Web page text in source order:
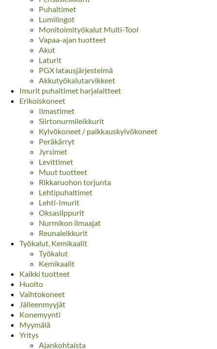
Puhaltimet
Lumilingot
Monitoimityökalut Multi-Tool
Vapaa-ajan tuotteet
Akut
Laturit
PGX latausjärjestelmä
Akkutyökalutarvikkeet
Imurit puhaltimet harjalaitteet
Erikoiskoneet
Ilmastimet
Siirtonurmileikkurit
Kylvökoneet / paikkauskylvökoneet
Peräkärryt
Jyrsimet
Levittimet
Muut tuotteet
Rikkaruohon torjunta
Lehtipuhaltimet
Lehti-Imurit
Oksasilppurit
Nurmikon ilmaajat
Reunaleikkurit
Työkalut, Kemikaalit
Työkalut
Kemikaalit
Kaikki tuotteet
Huolto
Vaihtokoneet
Jälleenmyyjät
Konemyynti
Myymälä
Yritys
Ajankohtaista